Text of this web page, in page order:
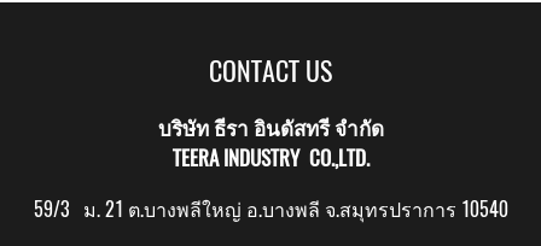
CONTACT US
บริษัท ธีรา อินดัสทรี จำกัด
TEERA INDUSTRY CO.,LTD.
59/3 ม. 21 ต.บางพลีใหญ่ อ.บางพลี จ.สมุทรปราการ 10540